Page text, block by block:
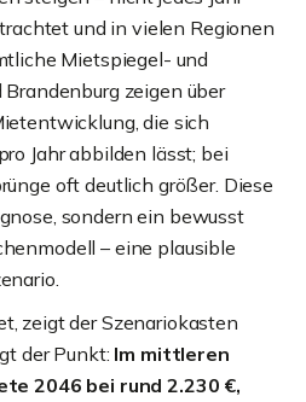
und in vielen Regionen
Mietspiegel- und
zeigen über
die sich
Jahr abbilden lässt; bei
oft deutlich größer. Diese
sondern ein bewusst
– eine plausible
zeigt der Szenariokasten
der Punkt: Im mittleren
2046 bei rund 2.230 €,